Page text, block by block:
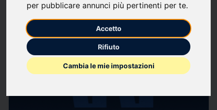
per pubblicare annunci più pertinenti per te.
Accetto
Rifiuto
Cambia le mie impostazioni
comunicati stampa Guarda tutti i comunicati